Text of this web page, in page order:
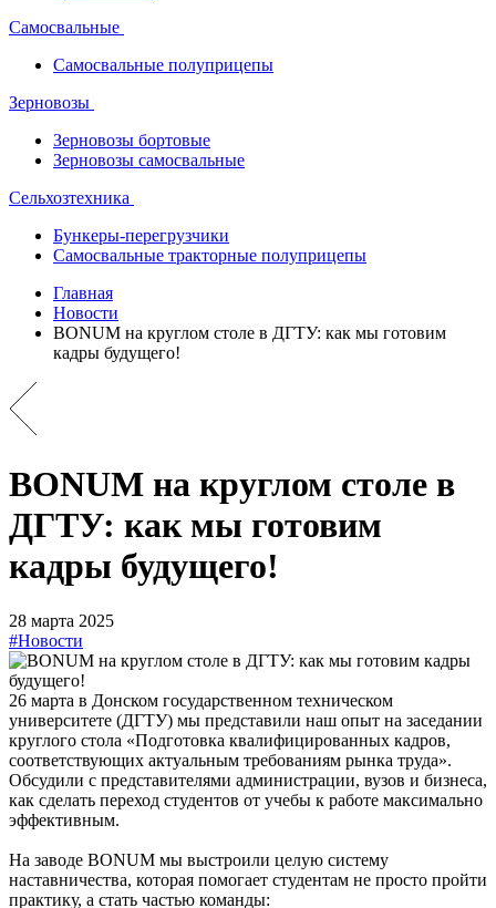
Самосвальные
Самосвальные полуприцепы
Зерновозы
Зерновозы бортовые
Зерновозы самосвальные
Сельхозтехника
Бункеры-перегрузчики
Самосвальные тракторные полуприцепы
Главная
Новости
BONUM на круглом столе в ДГТУ: как мы готовим
кадры будущего!
BONUM на круглом столе в
ДГТУ: как мы готовим
кадры будущего!
28 марта 2025
#Новости
26 марта в Донском государственном техническом
университете (ДГТУ) мы представили наш опыт на заседании
круглого стола «Подготовка квалифицированных кадров,
соответствующих актуальным требованиям рынка труда».
Обсудили с представителями администрации, вузов и бизнеса,
как сделать переход студентов от учебы к работе максимально
эффективным.
На заводе BONUM мы выстроили целую систему
наставничества, которая помогает студентам не просто пройти
практику, а стать частью команды: